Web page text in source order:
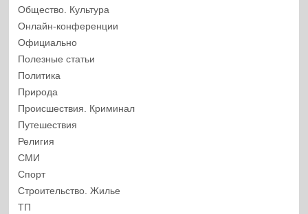
Общество. Культура
Онлайн-конференции
Официально
Полезные статьи
Политика
Природа
Происшествия. Криминал
Путешествия
Религия
СМИ
Спорт
Строительство. Жилье
ТП